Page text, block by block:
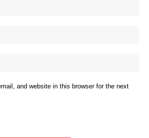
and website in this browser for the next